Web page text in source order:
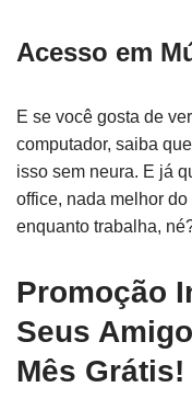
Acesso em
E se você gosta de
computador, saiba
isso sem neura. E já
office, nada melhor
enquanto trabalha,
Promoção
Seus
Mês Grátis!